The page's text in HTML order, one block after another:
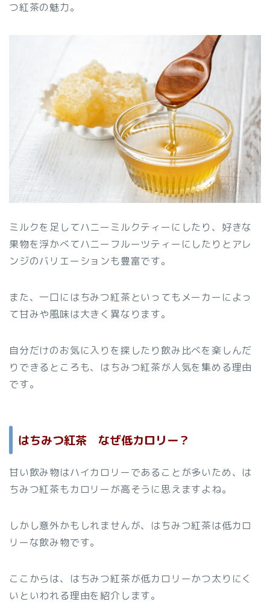
つ紅茶の魅力。
ミルクを足してハニーミルクティーにしたり、好きな
果物を浮かべてハニーフルーツティーにしたりとアレ
ンジのバリエーションも豊富です。
また、一口にはちみつ紅茶といってもメーカーによっ
て甘みや風味は大きく異なります。
自分だけのお気に入りを探したり飲み比べを楽しんだ
りできるところも、はちみつ紅茶が人気を集める理由
です。
はちみつ紅茶 なぜ低カロリー？
甘い飲み物はハイカロリーであることが多いため、は
ちみつ紅茶もカロリーが高そうに思えますよね。
しかし意外かもしれませんが、はちみつ紅茶は低カロ
リーな飲み物です。
ここからは、はちみつ紅茶が低カロリーかつ太りにく
いといわれる理由を紹介します。